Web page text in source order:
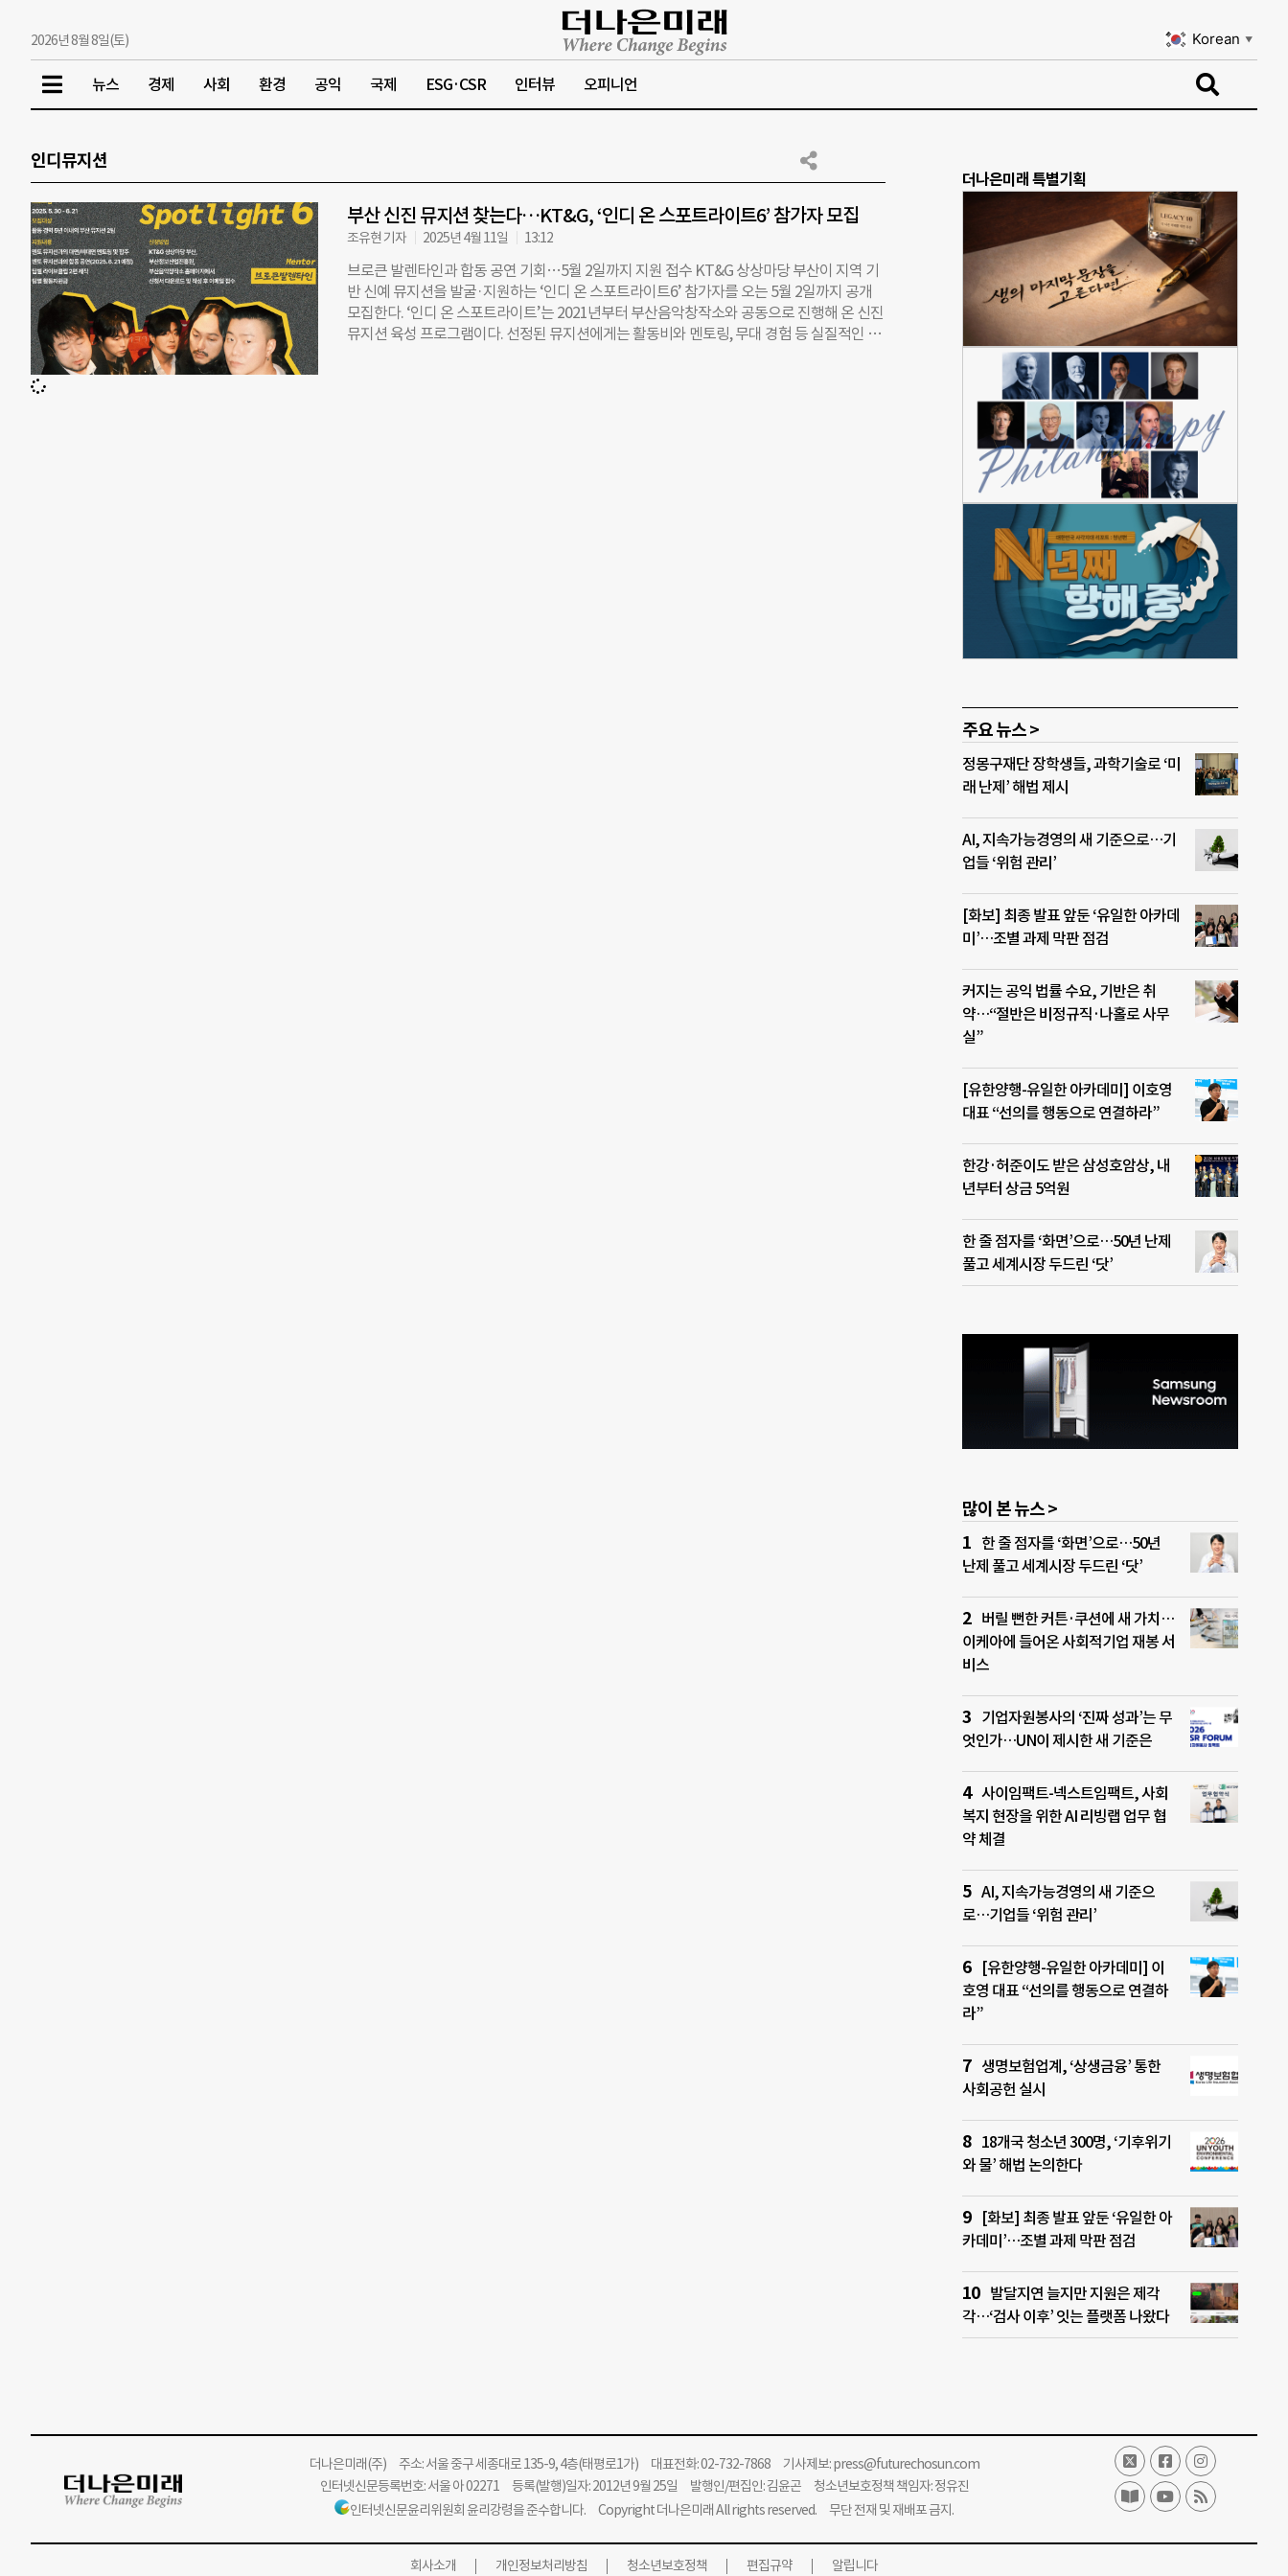
2026년 8월 8일(토) Korean ▼
뉴스 경제 사회 환경 공익 국제 ESG·CSR 인터뷰 오피니언
인디뮤지션
부산 신진 뮤지션 찾는다…KT&G, ‘인디 온 스포트라이트6’ 참가자 모집
조유현 기자 2025년 4월 11일 13:12
브로큰 발렌타인과 합동 공연 기회…5월 2일까지 지원 접수 KT&G 상상마당 부산이 지역 기
반 신예 뮤지션을 발굴·지원하는 ‘인디 온 스포트라이트6’ 참가자를 오는 5월 2일까지 공개
모집한다. ‘인디 온 스포트라이트’는 2021년부터 부산음악창작소와 공동으로 진행해 온 신진
뮤지션 육성 프로그램이다. 선정된 뮤지션에게는 활동비와 멘토링, 무대 경험 등 실질적인 지
더나은미래 특별기획
주요 뉴스 >
정몽구재단 장학생들, 과학기술로 ‘미
래 난제’ 해법 제시
AI, 지속가능경영의 새 기준으로…기
업들 ‘위험 관리’
[화보] 최종 발표 앞둔 ‘유일한 아카데
미’…조별 과제 막판 점검
커지는 공익 법률 수요, 기반은 취
약…“절반은 비정규직·나홀로 사무
실”
[유한양행-유일한 아카데미] 이호영
대표 “선의를 행동으로 연결하라”
한강·허준이도 받은 삼성호암상, 내
년부터 상금 5억원
한 줄 점자를 ‘화면’으로…50년 난제
풀고 세계시장 두드린 ‘닷’
많이 본 뉴스 >
한 줄 점자를 ‘화면’으로…50년
난제 풀고 세계시장 두드린 ‘닷’
버릴 뻔한 커튼·쿠션에 새 가치…
이케아에 들어온 사회적기업 재봉 서
비스
기업자원봉사의 ‘진짜 성과’는 무
엇인가…UN이 제시한 새 기준은
사이임팩트-넥스트임팩트, 사회
복지 현장을 위한 AI 리빙랩 업무 협
약 체결
AI, 지속가능경영의 새 기준으
로…기업들 ‘위험 관리’
[유한양행-유일한 아카데미] 이
호영 대표 “선의를 행동으로 연결하
라”
생명보험업계, ‘상생금융’ 통한
사회공헌 실시
18개국 청소년 300명, ‘기후위기
와 물’ 해법 논의한다
[화보] 최종 발표 앞둔 ‘유일한 아
카데미’…조별 과제 막판 점검
발달지연 늘지만 지원은 제각
각…‘검사 이후’ 잇는 플랫폼 나왔다
더나은미래(주)주소: 서울 중구 세종대로 135-9, 4층(태평로1가) 대표전화: 02-732-7868 기사제보:press@futurechosun.com
인터넷신문등록번호: 서울 아 02271 등록(발행)일자: 2012년 9월 25일 발행인/편집인: 김윤곤 청소년보호정책 책임자: 정유진
인터넷신문윤리위원회 윤리강령을 준수합니다. Copyright 더나은미래 All rights reserved. 무단 전재 및 재배포 금지.
회사소개 개인정보처리방침 청소년보호정책 편집규약 알립니다